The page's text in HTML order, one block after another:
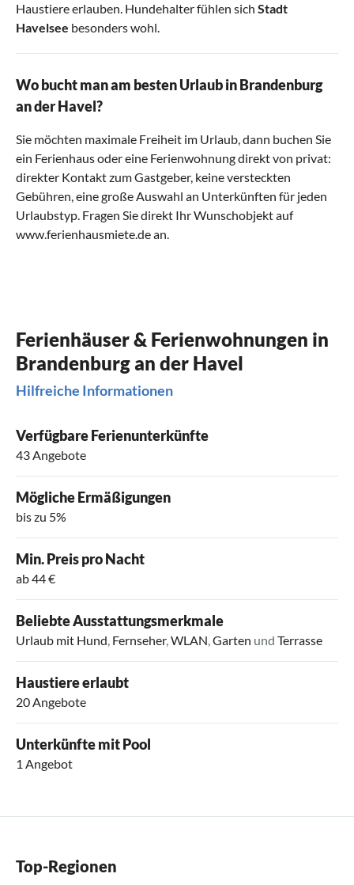
Haustiere erlauben. Hundehalter fühlen sich Stadt
Havelsee besonders wohl.
Wo bucht man am besten Urlaub in Brandenburg
an der Havel?
Sie möchten maximale Freiheit im Urlaub, dann buchen Sie
ein Ferienhaus oder eine Ferienwohnung direkt von privat:
direkter Kontakt zum Gastgeber, keine versteckten
Gebühren, eine große Auswahl an Unterkünften für jeden
Urlaubstyp. Fragen Sie direkt Ihr Wunschobjekt auf
www.ferienhausmiete.de an.
Ferienhäuser & Ferienwohnungen in
Brandenburg an der Havel
Hilfreiche Informationen
Verfügbare Ferienunterkünfte
43 Angebote
Mögliche Ermäßigungen
bis zu 5%
Min. Preis pro Nacht
ab 44 €
Beliebte Ausstattungsmerkmale
Urlaub mit Hund Fernseher, WLAN Garten und Terrasse
Haustiere erlaubt
20 Angebote
Unterkünfte mit Pool
1 Angebot
Top-Regionen